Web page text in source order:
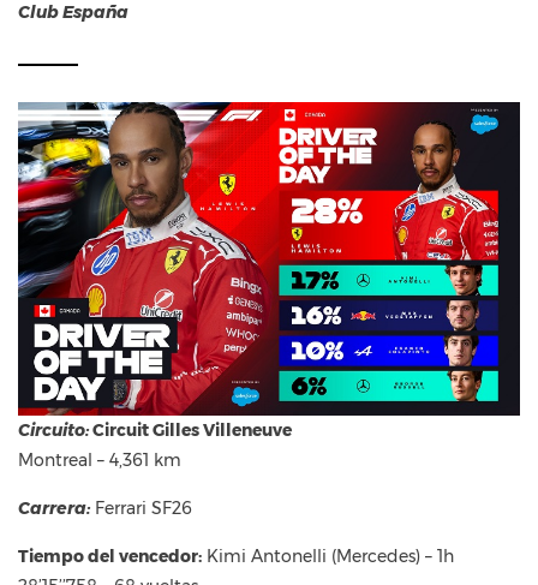
Club España
Circuito:Circuit Gilles Villeneuve
Montreal – 4,361 km
Carrera: Ferrari SF26
Tiempo del vencedor: Kimi Antonelli (Mercedes) – 1h